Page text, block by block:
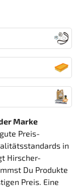
Marke
Preis-
in
Hirscher-
Du Produkte
Preis. Eine